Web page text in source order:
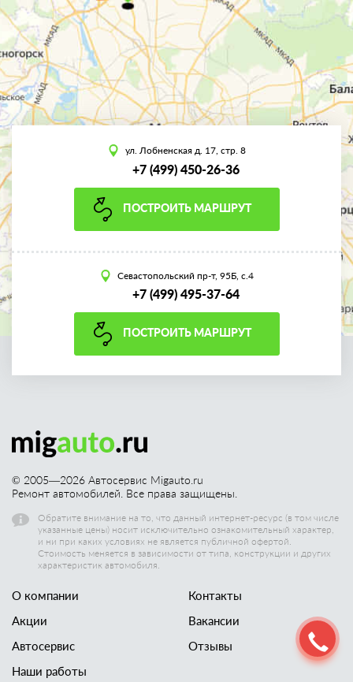
ул. Лобненская д. 17, стр. 8
+7 (499) 450-26-36
ПОСТРОИТЬ МАРШРУТ
Севастопольский пр-т, 95Б, с.4
+7 (499) 495-37-64
ПОСТРОИТЬ МАРШРУТ
© 2005—2026 Автосервис Migauto.ru
Ремонт автомобилей. Все права защищены.
Обратите внимание на то, что данный интернет-ресурс (в том числе
указанные цены) носит исключительно ознакомительный характер,
и ни при каких условиях не является публичной офертой.
Стоимость меняется в зависимости от типа, конструкции и других
характеристик автомобиля.
О компании
Акции
Автосервис
Наши работы
Контакты
Вакансии
Отзывы